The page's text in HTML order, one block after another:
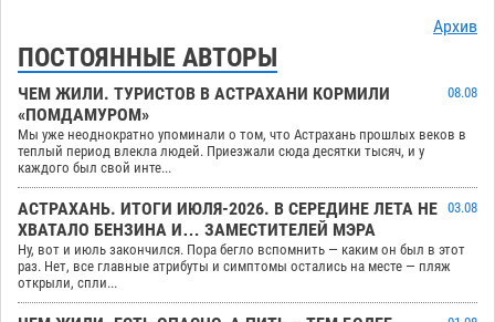
Архив
ПОСТОЯННЫЕ АВТОРЫ
ЧЕМ ЖИЛИ. ТУРИСТОВ В АСТРАХАНИ КОРМИЛИ
«ПОМДАМУРОМ»
08.08
Мы уже неоднократно упоминали о том, что Астрахань прошлых веков в
теплый период влекла людей. Приезжали сюда десятки тысяч, и у
каждого был свой инте...
АСТРАХАНЬ. ИТОГИ ИЮЛЯ-2026. В СЕРЕДИНЕ ЛЕТА НЕ
ХВАТАЛО БЕНЗИНА И… ЗАМЕСТИТЕЛЕЙ МЭРА
03.08
Ну, вот и июль закончился. Пора бегло вспомнить — каким он был в этот
раз. Нет, все главные атрибуты и симптомы остались на месте — пляж
открыли, спли...